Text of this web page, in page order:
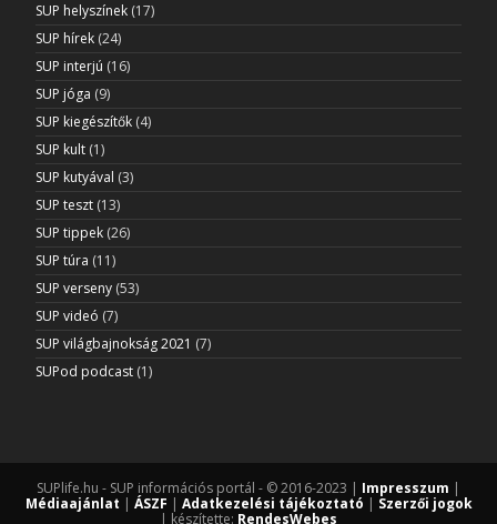
SUP helyszínek (17)
SUP hírek (24)
SUP interjú (16)
SUP jóga (9)
SUP kiegészítők (4)
SUP kult (1)
SUP kutyával (3)
SUP teszt (13)
SUP tippek (26)
SUP túra (11)
SUP verseny (53)
SUP videó (7)
SUP világbajnokság 2021 (7)
SUPod podcast (1)
SUPlife.hu - SUP információs portál - © 2016-2023 | Impresszum |
Médiaajánlat | ÁSZF | Adatkezelési tájékoztató | Szerzői jogok
| készítette: RendesWebes